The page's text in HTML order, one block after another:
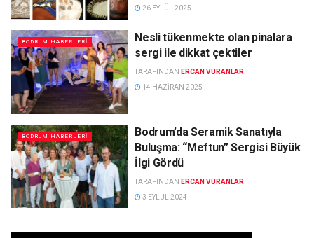
26 EYLÜL 2025
BODRUM HABERLERI
Nesli tükenmekte olan pinalara
sergi ile dikkat çektiler
TARAFINDAN ERCAN VURANLAR
14 HAZIRAN 2025
BODRUM HABERLERI
Bodrum’da Seramik Sanatıyla
Buluşma: “Meftun” Sergisi Büyük
İlgi Gördü
TARAFINDAN ERCAN VURANLAR
3 EYLÜL 2024